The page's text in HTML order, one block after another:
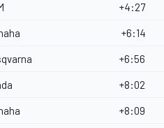
+4:27
+6:14
+6:56
+8:02
+8:09